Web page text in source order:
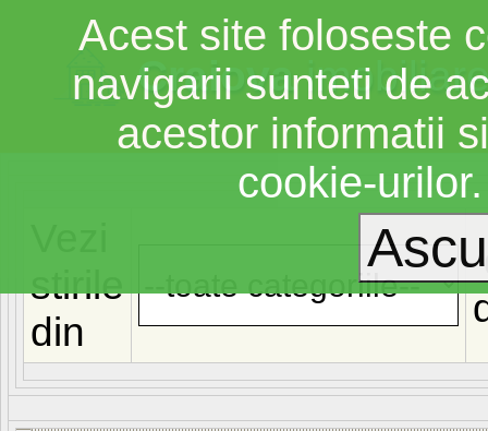
Craiova
stirile
din
Acest site foloseste
navigarii sunteti de
acestor informatii
cookie-